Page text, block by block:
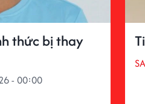
thức bị thay
- 00:00